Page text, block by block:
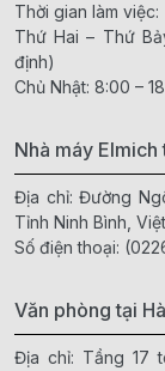
Thời gian làm việc:
Thứ Hai – Thứ
định)
Chủ Nhật: 8:00 –
Nhà máy Elmich
Địa chỉ: Đường
Tỉnh Ninh Bình,
Số điện thoại:
Văn phòng tại
Địa chỉ: Tầng 17